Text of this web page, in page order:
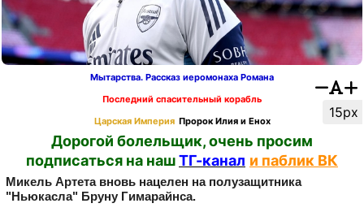
15px
Мытарства. Рассказ иеромонаха Романа
Последний спасительный корабль
Царская Империя Пророк Илия и Енох
Дорогой болельщик, очень просим
подписаться на нашТГ-канал и паблик ВК
Микель Артета вновь нацелен на полузащитника
"Ньюкасла" Бруну Гимарайнса.